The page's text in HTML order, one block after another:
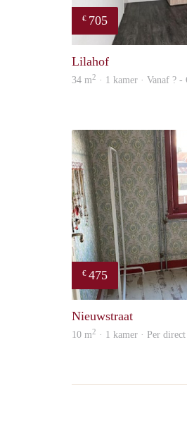
€ 705
Lilahof
34 m2 · 1 kamer · Vanaf ?
€ 475
Nieuwstraat
10 m2 · 1 kamer · Per